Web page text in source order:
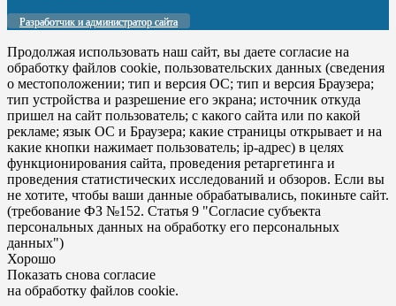
Разработчик и администратор сайта
Продолжая использовать наш сайт, вы даете согласие на
обработку файлов cookie, пользовательских данных (сведения
о местоположении; тип и версия ОС; тип и версия Браузера;
тип устройства и разрешение его экрана; источник откуда
пришел на сайт пользователь; с какого сайта или по какой
рекламе; язык ОС и Браузера; какие страницы открывает и на
какие кнопки нажимает пользователь; ip-адрес) в целях
функционирования сайта, проведения ретаргетинга и
проведения статистических исследований и обзоров. Если вы
не хотите, чтобы ваши данные обрабатывались, покиньте сайт.
(требование ФЗ №152. Статья 9 "Согласие субъекта
персональных данных на обработку его персональных
данных")
Хорошо
Показать снова согласие
на обработку файлов cookie.